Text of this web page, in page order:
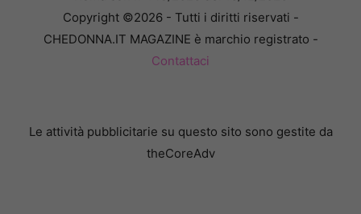
Copyright ©2026 - Tutti i diritti riservati -
CHEDONNA.IT MAGAZINE è marchio registrato -
Contattaci
Le attività pubblicitarie su questo sito sono gestite da
theCoreAdv